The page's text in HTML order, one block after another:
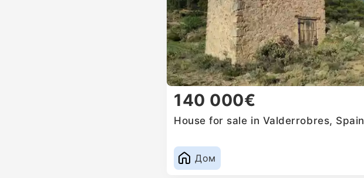
140 000€
House for sale in Valderrobres, Spain
Дом